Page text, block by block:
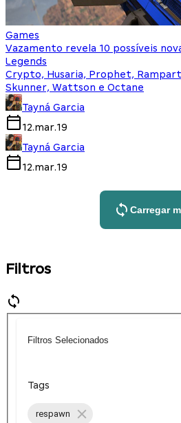
Games
Vazamento revela 10 possíveis
Legends
Crypto, Husaria, Prophet,
Skunner, Wattson e Octane
Tayná Garcia
12.mar.19
Tayná Garcia
12.mar.19
Carregar
Filtros
Filtros Selecionados
Tags
respawn